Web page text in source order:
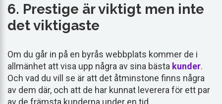
6. Prestige är viktigt men inte
det viktigaste
Om du går in på en byrås webbplats kommer de i
allmänhet att visa upp några av sina bästa kunder.
Och vad du vill se är att det åtminstone finns några
av dem där, och att de har kunnat leverera för ett par
av de främsta kunderna under en tid.